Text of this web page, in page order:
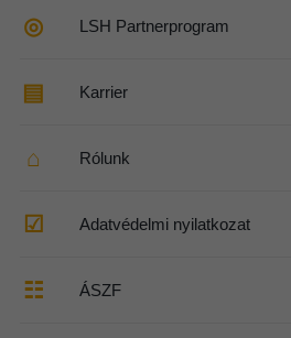
◎ LSH Partnerprogram
▤ Karrier
⌂ Rólunk
☑ Adatvédelmi nyilatkozat
☷ ÁSZF